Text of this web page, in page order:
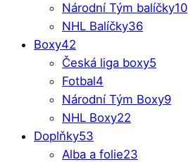
Národní Tým balíčky10
NHL Balíčky36
Boxy42
Česká liga boxy5
Fotbal4
Národní Tým Boxy9
NHL Boxy22
Doplňky53
Alba a folie23